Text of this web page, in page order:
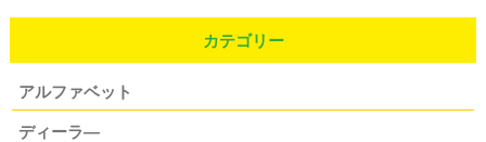
カテゴリー
アルファベット
ディーラ―